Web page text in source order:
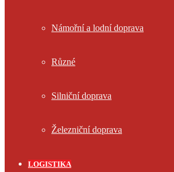
Námořní a lodní doprava
Různé
Silniční doprava
Železniční doprava
LOGISTIKA